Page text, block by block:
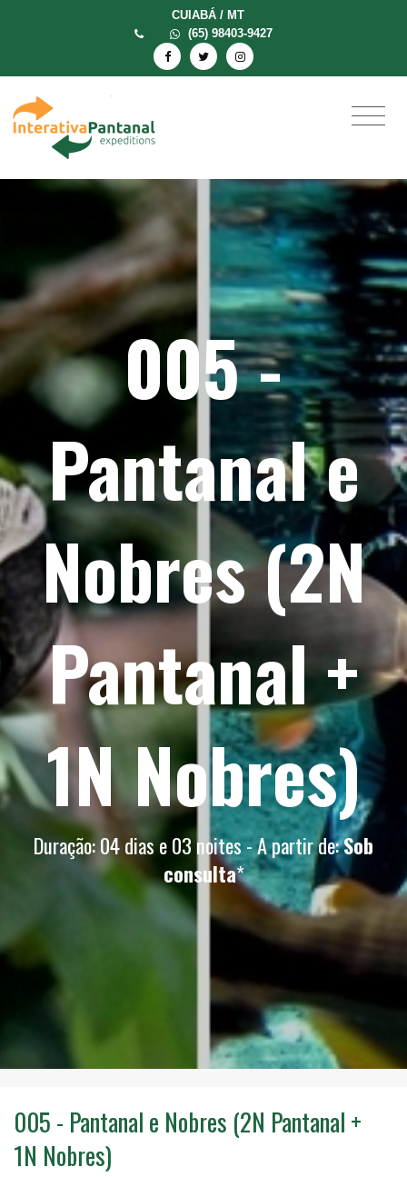
CUIABÁ / MT
(65) 98403-9427
005 -
Pantanal e
Nobres (2N
Pantanal +
1N Nobres)
Duração: 04 dias e 03 noites - A partir de:Sob
consulta*
005 - Pantanal e Nobres (2N Pantanal +
1N Nobres)